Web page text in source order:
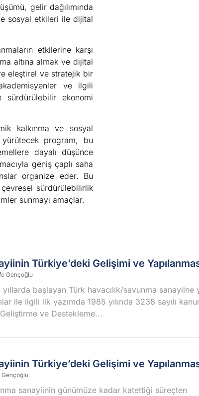
gelir dağılımında
sosyal etkileri ile dijital
etkilerine karşı
altına almak ve dijital
eleştirel ve stratejik bir
ve ilgili
ekonomi
kalkınma ve sosyal
yürütecek program, bu
dayalı düşünce
geniş çaplı saha
organize eder. Bu
sürdürülebilirlik
sunmayı amaçlar.
Türkiye’deki Gelişimi ve
Gençoğlu
başlayan Türk havacılık/savunma sanayiine
ile ilgili ilk yazımda 1985 yılında 3238 sayılı
ve Destekleme...
Türkiye’deki Gelişimi ve
Gençoğlu
sanayiinin günümüze kadar katettiği süreçten